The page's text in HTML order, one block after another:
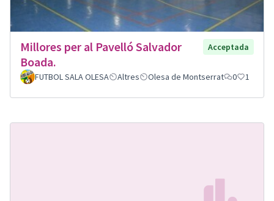
Millores per al Pavelló Salvador
Boada.
Acceptada
FUTBOL SALA OLESA Altres Olesa de Montserrat 0 1